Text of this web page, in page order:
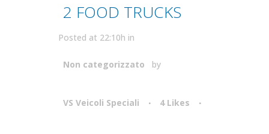
2 FOOD TRUCKS
Posted at 22:10h in
Non categorizzato by
VS Veicoli Speciali 4 Likes